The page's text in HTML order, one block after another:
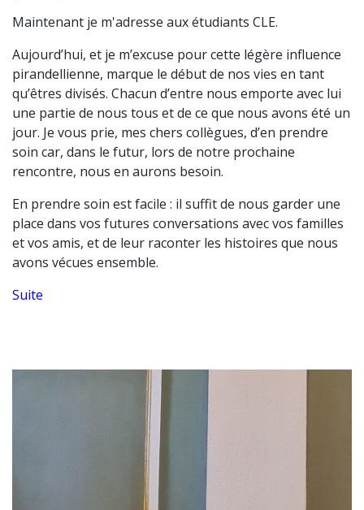
Maintenant je m'adresse aux étudiants CLE.
Aujourd’hui, et je m’excuse pour cette légère influence
pirandellienne, marque le début de nos vies en tant
qu’êtres divisés. Chacun d’entre nous emporte avec lui
une partie de nous tous et de ce que nous avons été un
jour. Je vous prie, mes chers collègues, d’en prendre
soin car, dans le futur, lors de notre prochaine
rencontre, nous en aurons besoin.
En prendre soin est facile : il suffit de nous garder une
place dans vos futures conversations avec vos familles
et vos amis, et de leur raconter les histoires que nous
avons vécues ensemble.
Suite